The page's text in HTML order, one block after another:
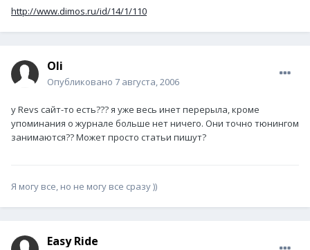
http://www.dimos.ru/id/14/1/110
Oli
Опубликовано 7 августа, 2006
у Revs сайт-то есть??? я уже весь инет перерыла, кроме
упоминания о журнале больше нет ничего. Они точно тюнингом
занимаются?? Может просто статьи пишут?
Я могу все, но не могу все сразу ))
Easy Ride